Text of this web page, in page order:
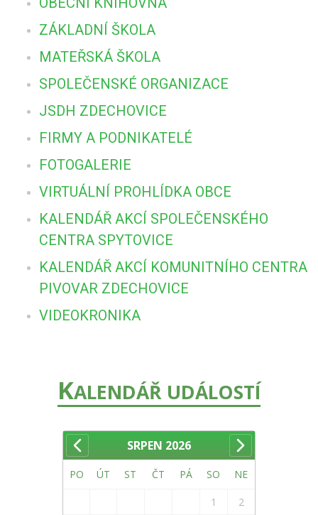
ZÁKLADNÍ ŠKOLA
MATEŘSKÁ ŠKOLA
SPOLEČENSKÉ ORGANIZACE
JSDH ZDECHOVICE
FIRMY A PODNIKATELÉ
FOTOGALERIE
VIRTUÁLNÍ PROHLÍDKA OBCE
KALENDÁŘ AKCÍ SPOLEČENSKÉHO
CENTRA SPYTOVICE
KALENDÁŘ AKCÍ KOMUNITNÍHO CENTRA
PIVOVAR ZDECHOVICE
VIDEOKRONIKA
KALENDÁŘ UDÁLOSTÍ
SRPEN 2026
PO ÚT ST ČT PÁ SO NE
1 2